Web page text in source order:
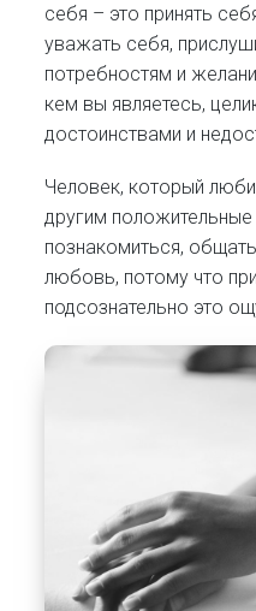
себя – это принять
уважать себя,
потребностям и
кем вы являетесь,
достоинствами и
Человек, который
другим
познакомиться,
любовь, потому что
подсознательно это